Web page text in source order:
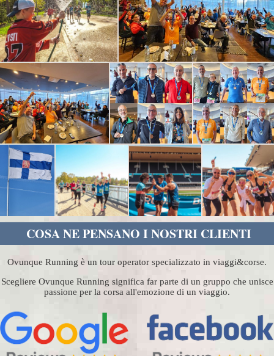
COSA NE PENSANO I NOSTRI CLIENTI
Ovunque Running è un tour operator specializzato in viaggi&corse.
Scegliere Ovunque Running significa far parte di un gruppo che unisce
passione per la corsa all'emozione di un viaggio.